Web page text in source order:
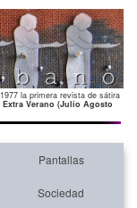
la primera revista de sátira
Extra Verano (Julio Agosto
Pantallas
Sociedad